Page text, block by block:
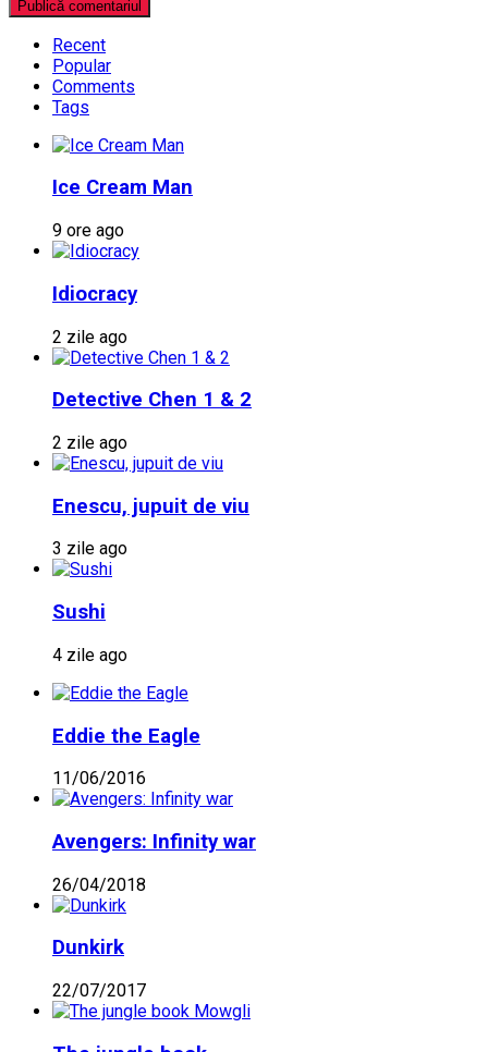
Recent
Popular
Comments
Tags
Ice Cream Man
9 ore ago
Idiocracy
2 zile ago
Detective Chen 1 & 2
2 zile ago
Enescu, jupuit de viu
3 zile ago
Sushi
4 zile ago
Eddie the Eagle
11/06/2016
Avengers: Infinity war
26/04/2018
Dunkirk
22/07/2017